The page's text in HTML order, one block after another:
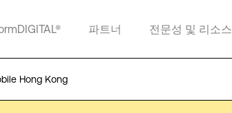
파트너 전문성 및 리소스
Hong Kong